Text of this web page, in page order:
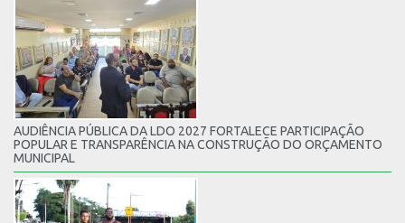
AUDIÊNCIA PÚBLICA DA LDO 2027 FORTALECE PARTICIPAÇÃO
POPULAR E TRANSPARÊNCIA NA CONSTRUÇÃO DO ORÇAMENTO
MUNICIPAL